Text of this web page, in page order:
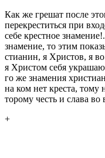
Как же гре­шат после
пе­ре­кре­стить­ся при
себе крест­ное
зна­ме­ние, то этим
сти­а­нин, я Хри­стов, я
я Хри­стом себя
го же зна­ме­ния
на ком нет кре­ста,
то­ро­му честь и слава
+